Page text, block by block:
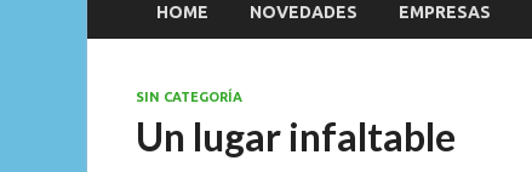
HOME NOVEDADES EMPRESAS
SIN CATEGORÍA
Un lugar infaltable